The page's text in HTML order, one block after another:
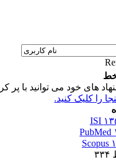
های خود می توانید با پر
را کلیک کنید.
۳۳۴